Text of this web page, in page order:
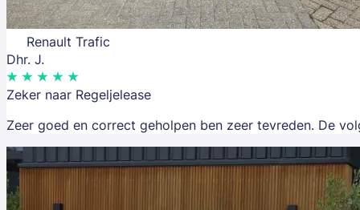
Renault Trafic
Dhr. J.
Zeker naar Regeljelease
Zeer goed en correct geholpen ben zeer tevreden. De